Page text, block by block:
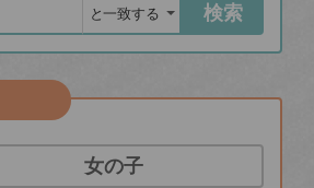
検索
女の子